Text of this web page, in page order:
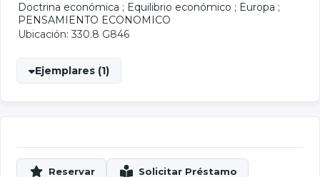
Doctrina económica ; Equilibrio económico ; Europa ;
PENSAMIENTO ECONOMICO
Ubicación: 330.8 G846
Ejemplares (1)